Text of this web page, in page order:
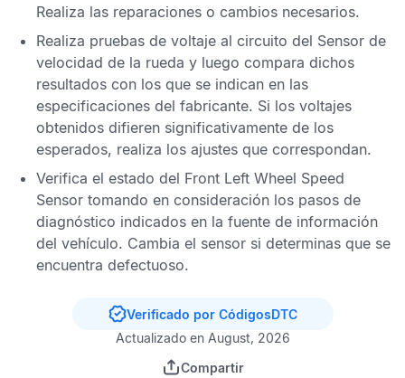
Realiza las reparaciones o cambios necesarios.
Realiza pruebas de voltaje al circuito del Sensor de
velocidad de la rueda y luego compara dichos
resultados con los que se indican en las
especificaciones del fabricante. Si los voltajes
obtenidos difieren significativamente de los
esperados, realiza los ajustes que correspondan.
Verifica el estado del Front Left Wheel Speed
Sensor tomando en consideración los pasos de
diagnóstico indicados en la fuente de información
del vehículo. Cambia el sensor si determinas que se
encuentra defectuoso.
Verificado por CódigosDTC
Actualizado en August, 2026
Compartir